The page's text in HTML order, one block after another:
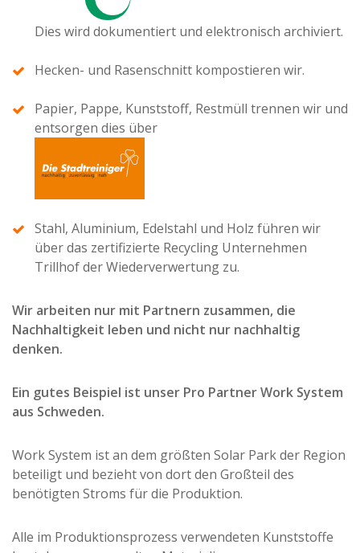
Dies wird dokumentiert und elektronisch archiviert.
Hecken- und Rasenschnitt kompostieren wir.
Papier, Pappe, Kunststoff, Restmüll trennen wir und
entsorgen dies über
Stahl, Aluminium, Edelstahl und Holz führen wir
über das zertifizierte Recycling Unternehmen
Trillhof der Wiederverwertung zu.
Wir arbeiten nur mit Partnern zusammen, die
Nachhaltigkeit leben und nicht nur nachhaltig
denken.
Ein gutes Beispiel ist unser Pro Partner Work System
aus Schweden.
Work System ist an dem größten Solar Park der Region
beteiligt und bezieht von dort den Großteil des
benötigten Stroms für die Produktion.
Alle im Produktionsprozess verwendeten Kunststoffe